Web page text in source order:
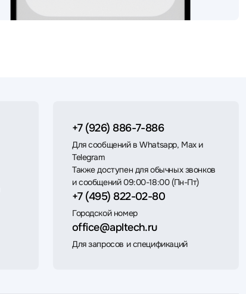
+7 (926) 886-7-886
Для сообщений в Whatsapp, Max и
Telegram
Также доступен для обычных звонков
и сообщений 09:00-18:00 (Пн-Пт)
+7 (495) 822-02-80
Городской номер
office@apltech.ru
Для запросов и спецификаций